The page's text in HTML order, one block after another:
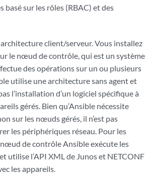
basé sur les rôles (RBAC) et des
client/serveur. Vous installez
le nœud de contrôle, qui est un système
des opérations sur un ou plusieurs
utilise une architecture sans agent et
l’installation d’un logiciel spécifique à
gérés. Bien qu’Ansible nécessite
sur les nœuds gérés, il n’est pas
les périphériques réseau. Pour les
de contrôle Ansible exécute les
utilise l’API XML de Junos et NETCONF
les appareils.